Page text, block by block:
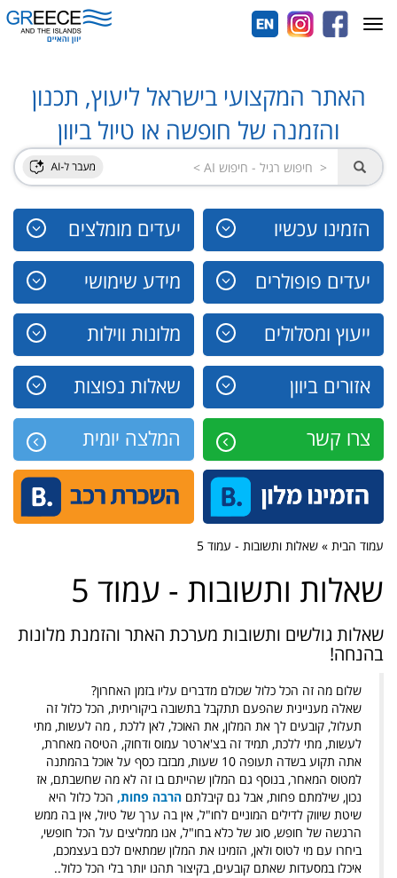
האתר המקצועי בישראל ליעוץ, תכנון
והזמנה של חופשה או טיול ביוון
הזמינו עכשיו יעדים מומלצים
יעדים פופולרים מידע שימושי
ייעוץ ומסלולים מלונות ווילות
אזורים ביוון שאלות נפוצות
צרו קשר המלצה יומית
Toggle
navigation
עמוד הבית » שאלות ותשובות - עמוד 5
שאלות ותשובות - עמוד 5
שאלות גולשים ותשובות מערכת האתר והזמנת מלונות
בהנחה!
שלום מה זה הכל כלול שכולם מדברים עליו בזמן האחרון?
שאלה מעניינית שהפעם תתקבל בתשובה ביקוריתית, הכל כלול זה
תעלול, קובעים לך את המלון, את האוכל, לאן ללכת , מה לעשות, מתי
לעשות, מתי ללכת, תמיד זה בצ'ארטר עמוס ודחוק, הטיסה מאחרת,
אתה תקוע בשדה תעופה 10 שעות, מבזבז כסף על אוכל בהמתנה
למטוס המאחר, בנוסף גם המלון שהייתם בו זה לא מה שחשבתם, אז
נכון, שילמתם פחות, אבל גם קיבלתם הרבה פחות, הכל כלול היא
שיטת שיווק לדילים המוניים לחו"ל, אין בה ערך של טיול, אין בה ממש
הרגשה של חופש, סוג של כלא בחו"ל, אנו ממליצים על הכל חופשי,
ביחרו עם מי לטוס ולאן, הזמינו את המלון שמתאים לכם בעצמכם,
איכלו במסעדות שאתם קובעים, בקיצור תהנו יותר בלי הכל כלול..